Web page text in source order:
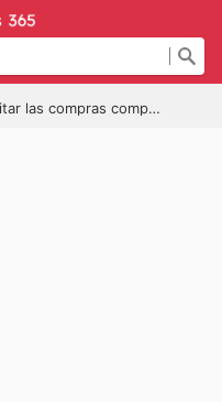
compras compulsivas